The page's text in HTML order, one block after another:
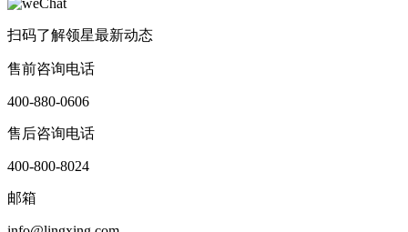
扫码了解领星最新动态
售前咨询电话
400-880-0606
售后咨询电话
400-800-8024
邮箱